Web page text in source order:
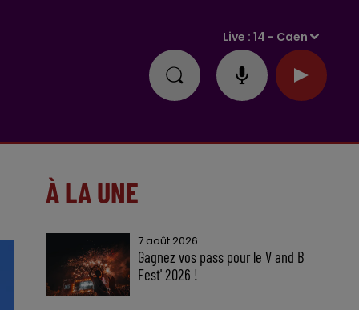
Live :14 - Caen
À LA UNE
7 août 2026
Gagnez vos pass pour le V and B
Fest' 2026 !